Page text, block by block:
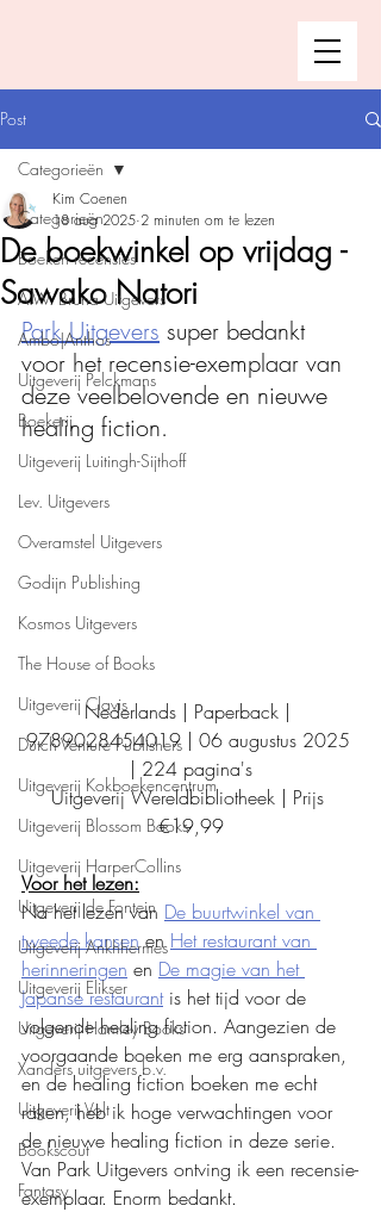
Post
Categorieën
Boeken recensies
A.W. Bruna Uitgevers
Ambo|Anthos
Uitgeverij Pelckmans
Boekerij
Uitgeverij Luitingh-Sijthoff
Lev. Uitgevers
Overamstel Uitgevers
Godijn Publishing
Kosmos Uitgevers
The House of Books
Uitgeverij Clavis
Dutch Venture Publishers
Uitgeverij Kokboekencentrum
Uitgeverij Blossom Books
Uitgeverij HarperCollins
Uitgeverij de Fontein
Uitgeverij Ankhhermes
Uitgeverij Elikser
Uitgeverij Hamley Books
Xanders uitgevers b.v.
Uitgeverij Volt
Bookscout
Fantasy
Categorieën
De boekwinkel op vrijdag -
Sawako Natori
Kim Coenen
18 aug 2025 2 minuten om te lezen
Park Uitgevers super bedankt
voor het recensie-exemplaar van
deze veelbelovende en nieuwe
healing fiction.
Nederlands | Paperback |
9789028454019 | 06 augustus 2025
| 224 pagina's
Uitgeverij Wereldbibliotheek | Prijs
€19,99
Voor het lezen:
Na het lezen van De buurtwinkel van
tweede kansen en Het restaurant van
herinneringen en De magie van het
Japanse restaurant is het tijd voor de
volgende healing fiction. Aangezien de
voorgaande boeken me erg aanspraken,
en de healing fiction boeken me echt
raken, heb ik hoge verwachtingen voor
de nieuwe healing fiction in deze serie.
Van Park Uitgevers ontving ik een recensie-
exemplaar. Enorm bedankt.